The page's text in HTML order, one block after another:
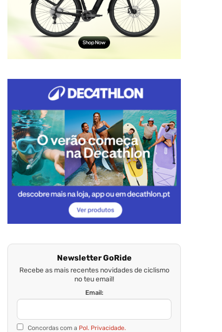
Newsletter GoRide
Recebe as mais recentes novidades de ciclismo
no teu email!
Email:
Concordas com a Pol. Privacidade.